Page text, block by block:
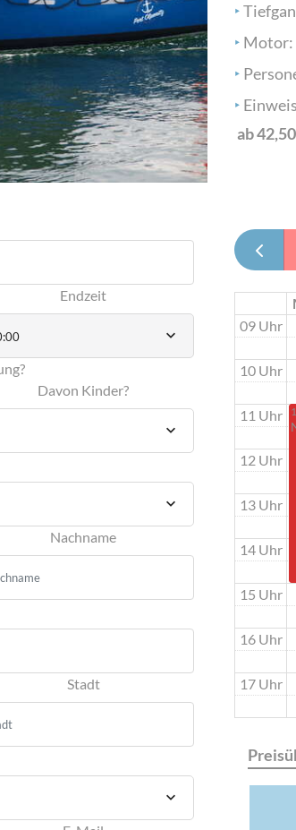
‣
‣ Motor:
‣
‣
ab
Endzeit
Davon Kinder?
Nachname
Stadt
09 Uhr
10 Uhr
11 Uhr
12 Uhr
13 Uhr
14 Uhr
15 Uhr
16 Uhr
17 Uhr